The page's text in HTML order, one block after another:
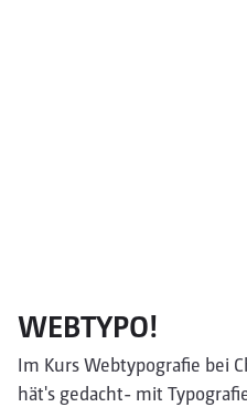
WEBTYPO!
Im Kurs Webtypografie bei
hät's gedacht- mit